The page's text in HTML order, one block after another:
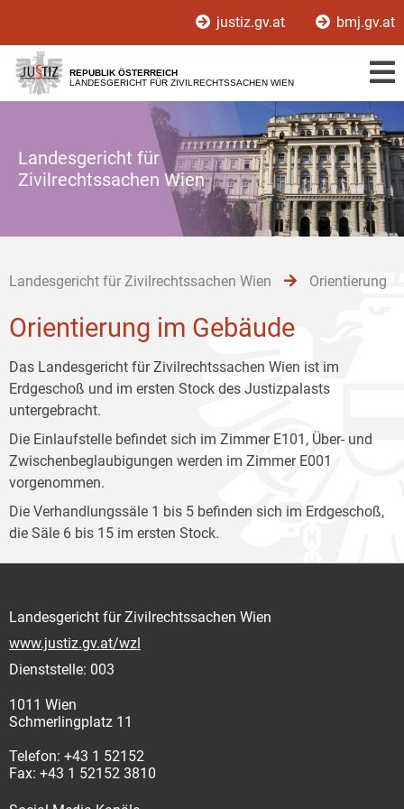
[1]
[2]
[3]
justiz.gv.at bmj.gv.at
REPUBLIK ÖSTERREICH
LANDESGERICHT FÜR ZIVILRECHTSSACHEN WIEN
Landesgericht für
Zivilrechtssachen Wien
Landesgericht für Zivilrechtssachen Wien Orientierung
Orientierung im Gebäude
Das Landesgericht für Zivilrechtssachen Wien ist im
Erdgeschoß und im ersten Stock des Justizpalasts
untergebracht.
Die Einlaufstelle befindet sich im Zimmer E101, Über- und
Zwischenbeglaubigungen werden im Zimmer E001
vorgenommen.
Die Verhandlungssäle 1 bis 5 befinden sich im Erdgeschoß,
die Säle 6 bis 15 im ersten Stock.
Landesgericht für Zivilrechtssachen Wien
www.justiz.gv.at/wzl
Dienststelle: 003
1011 Wien
Schmerlingplatz 11
Telefon: +43 1 52152
Fax: +43 1 52152 3810